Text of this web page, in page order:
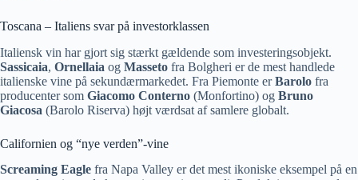
Toscana – Italiens svar på investorklassen
Italiensk vin har gjort sig stærkt gældende som investeringsobjekt.
Sassicaia, Ornellaia og Masseto fra Bolgheri er de mest handlede
italienske vine på sekundærmarkedet. Fra Piemonte erBarolo fra
producenter som Giacomo Conterno (Monfortino) og Bruno
Giacosa (Barolo Riserva) højt værdsat af samlere globalt.
Californien og “nye verden”-vine
Screaming Eagle fra Napa Valley er det mest ikoniske eksempel på en